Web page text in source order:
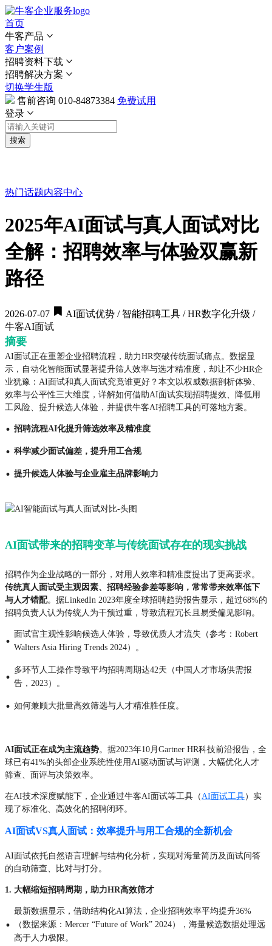
首页
牛客产品
客户案例
招聘资料下载
招聘解决方案
切换学生版
售前咨询 010-84873384 免费试用
登录
搜索
热门话题内容中心
2025年AI面试与真人面试对比
全解：招聘效率与体验双赢新
路径
2026-07-07
AI面试优势 / 智能招聘工具 / HR数字化升级 /
牛客AI面试
摘要
AI面试正在重塑企业招聘流程，助力HR突破传统面试痛点。数据显
示，自动化智能面试显著提升筛人效率与选才精准度，却让不少HR企
业犹豫：AI面试和真人面试究竟谁更好？本文以权威数据剖析体验、
效率与公平性三大维度，详解如何借助AI面试实现招聘提效、降低用
工风险、提升候选人体验，并提供牛客AI招聘工具的可落地方案。
· 招聘流程AI化提升筛选效率及精准度
· 科学减少面试偏差，提升用工合规
· 提升候选人体验与企业雇主品牌影响力
AI面试带来的招聘变革与传统面试存在的现实挑战
招聘作为企业战略的一部分，对用人效率和精准度提出了更高要求。
传统真人面试受主观因素、招聘经验参差等影响，常常带来效率低下
与人才错配。据LinkedIn 2023年度全球招聘趋势报告显示，超过68%的
招聘负责人认为传统人为干预过重，导致流程冗长且易受偏见影响。
· 面试官主观性影响候选人体验，导致优质人才流失（参考：Robert
Walters Asia Hiring Trends 2024）。
· 多环节人工操作导致平均招聘周期达42天（中国人才市场供需报
告，2023）。
· 如何兼顾大批量高效筛选与人才精准胜任度。
AI面试正在成为主流趋势。据2023年10月Gartner HR科技前沿报告，全
球已有41%的头部企业系统性使用AI驱动面试与评测，大幅优化人才
筛查、面评与决策效率。
在AI技术深度赋能下，企业通过牛客AI面试等工具（AI面试工具）实
现了标准化、高效化的招聘闭环。
AI面试VS真人面试：效率提升与用工合规的全新机会
AI面试依托自然语言理解与结构化分析，实现对海量简历及面试问答
的自动筛查、比对与打分。
1. 大幅缩短招聘周期，助力HR高效筛才
·
最新数据显示，借助结构化AI算法，企业招聘效率平均提升36%
（数据来源：Mercer “Future of Work” 2024），海量候选数据处理远
高于人力极限。